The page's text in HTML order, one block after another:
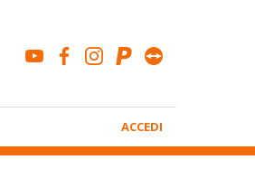
youtubefacebook
instagram
paypal
Account
ACCEDI